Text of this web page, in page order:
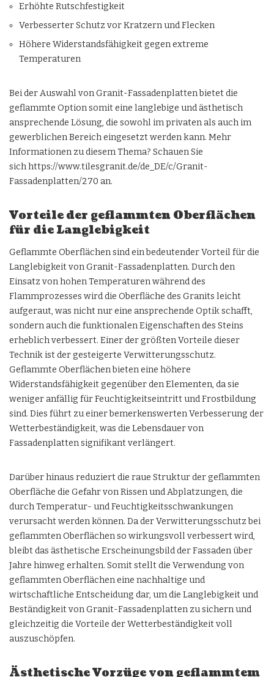
Erhöhte Rutschfestigkeit
Verbesserter Schutz vor Kratzern und Flecken
Höhere Widerstandsfähigkeit gegen extreme
Temperaturen
Bei der Auswahl von Granit-Fassadenplatten bietet die
geflammte Option somit eine langlebige und ästhetisch
ansprechende Lösung, die sowohl im privaten als auch im
gewerblichen Bereich eingesetzt werden kann. Mehr
Informationen zu diesem Thema? Schauen Sie
sichhttps://www.tilesgranit.de/de_DE/c/Granit-
Fassadenplatten/270 an.
Vorteile der geflammten Oberflächen
für die Langlebigkeit
Geflammte Oberflächen sind ein bedeutender Vorteil für die
Langlebigkeit von Granit-Fassadenplatten. Durch den
Einsatz von hohen Temperaturen während des
Flammprozesses wird die Oberfläche des Granits leicht
aufgeraut, was nicht nur eine ansprechende Optik schafft,
sondern auch die funktionalen Eigenschaften des Steins
erheblich verbessert. Einer der größten Vorteile dieser
Technik ist der gesteigerte Verwitterungsschutz.
Geflammte Oberflächen bieten eine höhere
Widerstandsfähigkeit gegenüber den Elementen, da sie
weniger anfällig für Feuchtigkeitseintritt und Frostbildung
sind. Dies führt zu einer bemerkenswerten Verbesserung der
Wetterbeständigkeit, was die Lebensdauer von
Fassadenplatten signifikant verlängert.
Darüber hinaus reduziert die raue Struktur der geflammten
Oberfläche die Gefahr von Rissen und Abplatzungen, die
durch Temperatur- und Feuchtigkeitsschwankungen
verursacht werden können. Da der Verwitterungsschutz bei
geflammten Oberflächen so wirkungsvoll verbessert wird,
bleibt das ästhetische Erscheinungsbild der Fassaden über
Jahre hinweg erhalten. Somit stellt die Verwendung von
geflammten Oberflächen eine nachhaltige und
wirtschaftliche Entscheidung dar, um die Langlebigkeit und
Beständigkeit von Granit-Fassadenplatten zu sichern und
gleichzeitig die Vorteile der Wetterbeständigkeit voll
auszuschöpfen.
Ästhetische Vorzüge von geflammtem